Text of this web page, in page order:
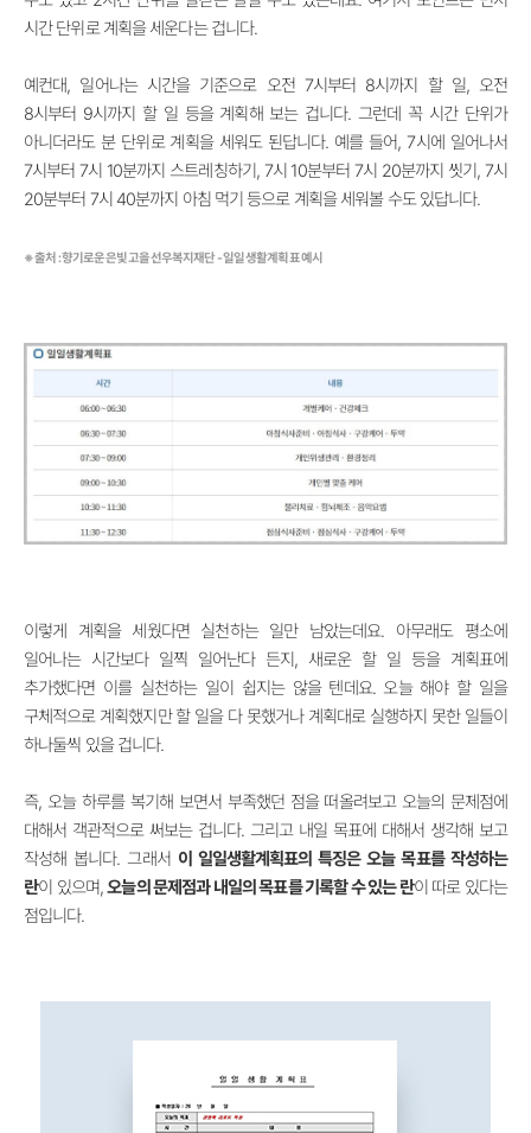
시간 단위로 계획을 세운다는 겁니다.
예컨대, 일어나는 시간을 기준으로 오전 7시부터 8시까지 할 일, 오전
8시부터 9시까지 할 일 등을 계획해 보는 겁니다. 그런데 꼭 시간 단위가
아니더라도 분 단위로 계획을 세워도 된답니다. 예를 들어, 7시에 일어나서
7시부터 7시 10분까지 스트레칭하기, 7시 10분부터 7시 20분까지 씻기, 7시
20분부터 7시 40분까지 아침 먹기 등으로 계획을 세워볼 수도 있답니다.
※출처 : 향기로운 은빛고을 선우복지재단 - 일일 생활계획표 예시
이렇게 계획을 세웠다면 실천하는 일만 남았는데요. 아무래도 평소에
일어나는 시간보다 일찍 일어난다 든지, 새로운 할 일 등을 계획표에
추가했다면 이를 실천하는 일이 쉽지는 않을 텐데요. 오늘 해야 할 일을
구체적으로 계획했지만 할 일을 다 못했거나 계획대로 실행하지 못한 일들이
하나둘씩 있을 겁니다.
즉, 오늘 하루를 복기해 보면서 부족했던 점을 떠올려보고 오늘의 문제점에
대해서 객관적으로 써보는 겁니다. 그리고 내일 목표에 대해서 생각해 보고
작성해 봅니다. 그래서 이 일일생활계획표의 특징은 오늘 목표를 작성하는
란이 있으며,오늘의 문제점과 내일의 목표를 기록할 수 있는 란​이 따로 있다는
점입니다.